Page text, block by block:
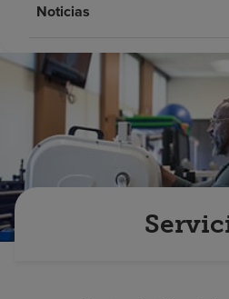
Acerca de nosotros
Buscar un centro
Inversores
Empleos
Pagar mi factura
Noticias